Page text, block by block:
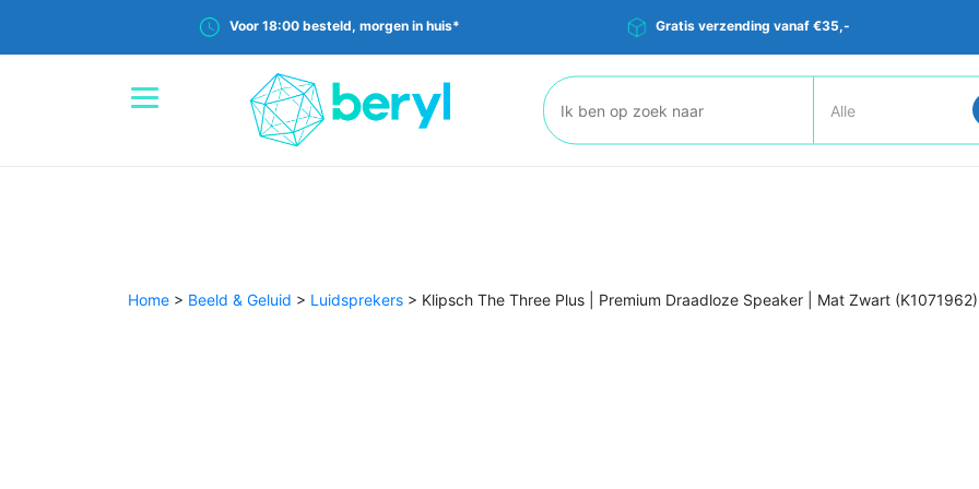
Voor 18:00 besteld, morgen in huis* Gratis verzending vanaf €35,-
Zoeken:
Home > Beeld & Geluid > Luidsprekers > Klipsch The Three Plus | Premium Draadloze Speaker | Mat Zwart (K1071962)